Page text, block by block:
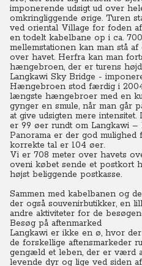
imponerende udsigt ud over
omkringliggende ørige. Turen
ved oriental Village for foden
en todelt kabelbane op i ca.
mellemstationen kan man stå
over havet. Herfra kan man
hængebroen, der er turens
Langkawi Sky Bridge -
Hængebroen stod færdig i
længste hængebroer med en
gynger en smule, når man går
at give udsigten mere
er 99 øer rundt om Langkawi –
Panorama er der god
korrekte tal er 104 øer.
Vi er 708 meter over havets
oveni købet sende et postkort
højst beliggende postkasse.
Sammen med kabelbanen og
der også souvenirbutikker, en
andre aktiviteter for de
Besøg på aftenmarked
Langkawi er ikke en ø, hvor
de forskellige aftensmarkeder
gengæld et leben, der er værd
levende dyr og lige ved siden